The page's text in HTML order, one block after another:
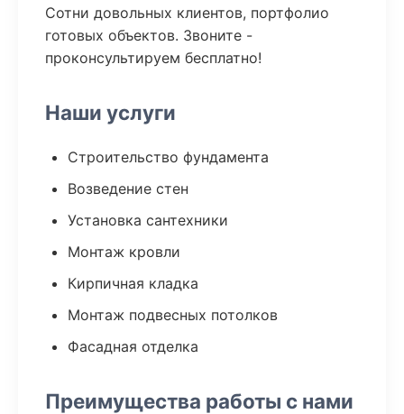
Сотни довольных клиентов, портфолио
готовых объектов. Звоните -
проконсультируем бесплатно!
Наши услуги
Строительство фундамента
Возведение стен
Установка сантехники
Монтаж кровли
Кирпичная кладка
Монтаж подвесных потолков
Фасадная отделка
Преимущества работы с нами